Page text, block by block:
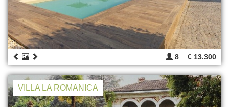
8 € 13.300
VILLA LA ROMANICA